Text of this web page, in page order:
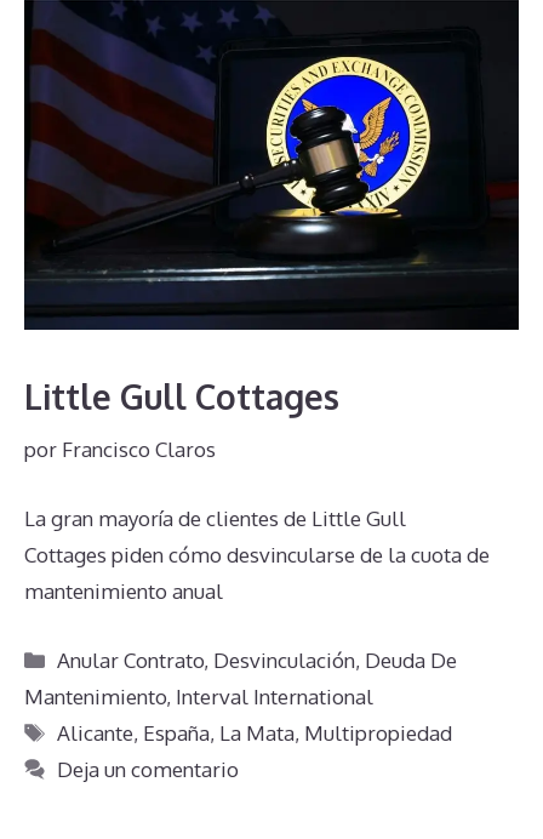
Little Gull Cottages
por Francisco Claros
La gran mayoría de clientes de Little Gull
Cottages piden cómo desvincularse de la cuota de
mantenimiento anual
Categorías
Anular Contrato, Desvinculación, Deuda De
Mantenimiento, Interval International
Etiquetas
Alicante, España, La Mata, Multipropiedad
Deja un comentario